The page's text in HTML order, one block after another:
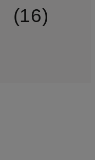
16